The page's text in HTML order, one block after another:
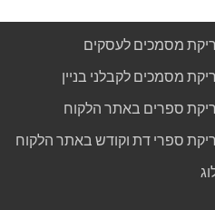
מסמכים לעסקים
מסמכים לקבלני בניין
ספרים באתר הלקוח
ספרי דת וקודש באתר הלקוח